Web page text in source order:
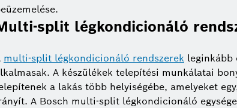
split légkondicionáló
multi-split légkondicionáló rendszerek leginkább
A készülékek telepítési munkálatai
a lakás több helyiségébe, amelyeket
A Bosch multi-split légkondicionáló